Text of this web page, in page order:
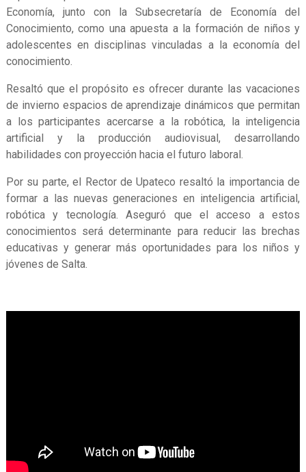
Economía, junto con la Subsecretaría de Economía del
Conocimiento, como una apuesta a la formación de niños y
adolescentes en disciplinas vinculadas a la economía del
conocimiento.
Resaltó que el propósito es ofrecer durante las vacaciones
de invierno espacios de aprendizaje dinámicos que permitan
a los participantes acercarse a la robótica, la inteligencia
artificial y la producción audiovisual, desarrollando
habilidades con proyección hacia el futuro laboral.
Por su parte, el Rector de Upateco resaltó la importancia de
formar a las nuevas generaciones en inteligencia artificial,
robótica y tecnología. Aseguró que el acceso a estos
conocimientos será determinante para reducir las brechas
educativas y generar más oportunidades para los niños y
jóvenes de Salta.